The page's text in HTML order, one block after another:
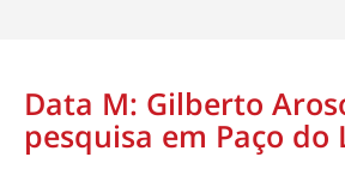
Data M: Gilberto
pesquisa em Paço do